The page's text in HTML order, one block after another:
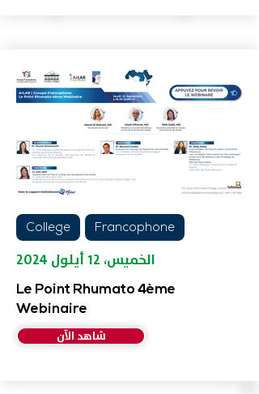
College Francophone
الخميس، ١٢ أيلول ٢٠٢٤
Le Point Rhumato 4ème
Webinaire
شاهد الآن